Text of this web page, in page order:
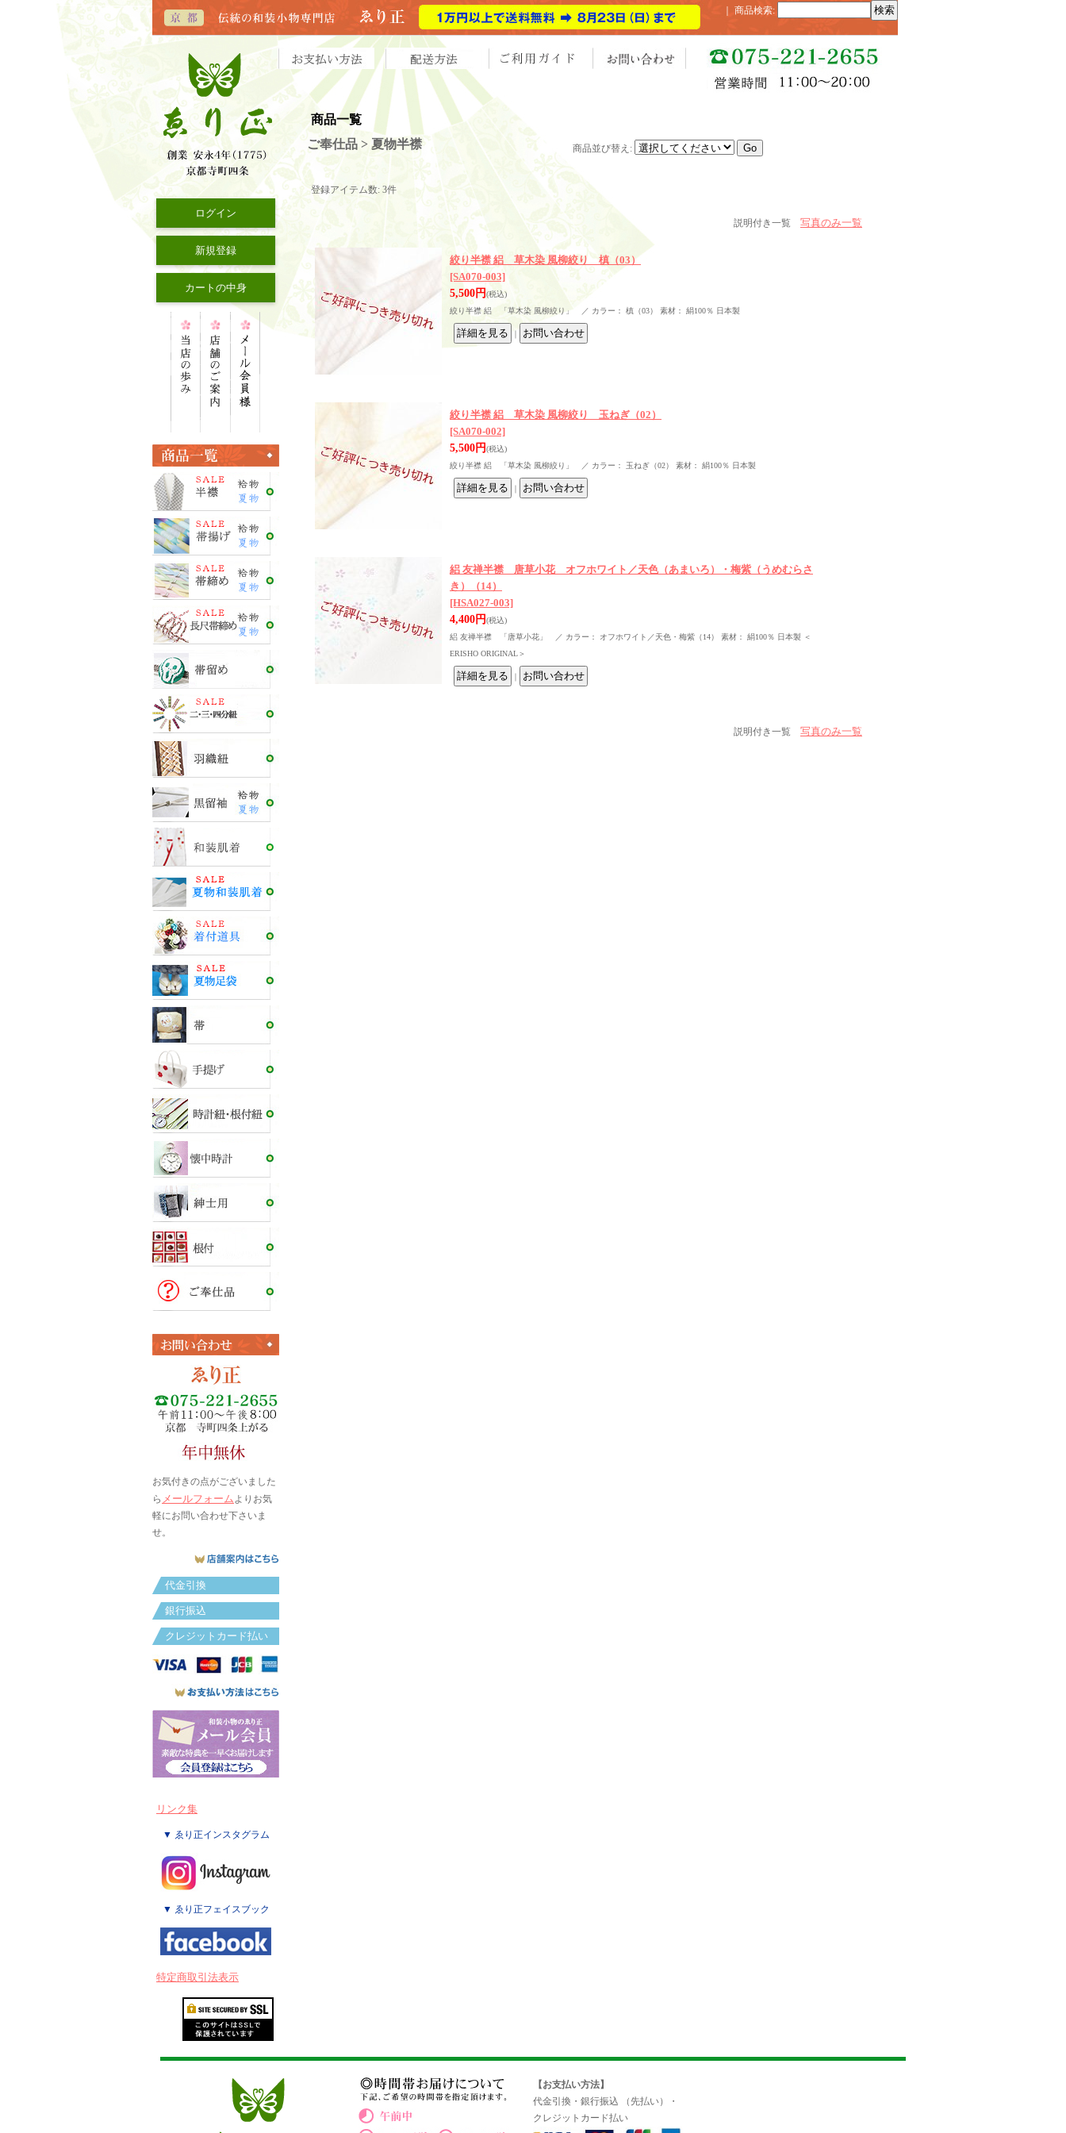
商品検索:
ログイン
新規登録
カートの中身
お気付きの点がございました
ら メールフォームよりお気
軽にお問い合わせ下さいま
せ。
代金引換
銀行振込
クレジットカード払い
リンク集
▼ ゑり正インスタグラム
▼ ゑり正フェイスブック
特定商取引法表示
商品一覧
ご奉仕品 > 夏物半襟
商品並び替え :
登録アイテム数: 3件
説明付き一覧 写真のみ一覧
絞り半襟 絽 草木染 風柳絞り 槙（03）
[SA070-003]
5,500円(税込)
絞り半襟 絽 「草木染 風柳絞り」 ／ カラー： 槙（03） 素材： 絹100％ 日本製
絞り半襟 絽 草木染 風柳絞り 玉ねぎ（02）
[SA070-002]
5,500円(税込)
絞り半襟 絽 「草木染 風柳絞り」 ／ カラー： 玉ねぎ（02） 素材： 絹100％ 日本製
｜
絽 友禅半襟 唐草小花 オフホワイト／天色（あまいろ）・梅紫（うめむらさ
き）（14）
[HSA027-003]
4,400円(税込)
絽 友禅半襟 「唐草小花」 ／ カラー： オフホワイト／天色・梅紫（14） 素材： 絹100％ 日本製 ＜
ERISHO ORIGINAL＞
｜
説明付き一覧 写真のみ一覧
【お支払い方法】
代金引換・銀行振込 （先払い）・
クレジットカード払い